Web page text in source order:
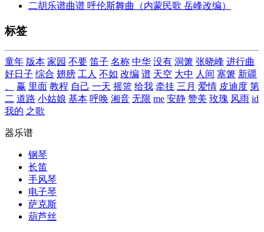
二胡乐谱曲谱 呼伦斯舞曲（内蒙民歌 岳峰改编）
标签
童年 版本 家园 不要 笛子 名称 中华 没有 洞箫 张晓峰 进行曲
好日子 综合 翅膀 工人 不如 改编 谱 天空 大中 人间 塞箫 新疆
赢 里面 教程 自己 一天 摇篮 给我 牵挂 三月 爱情 皮迪度 第
二 道路 小姑娘 基本 呼唤 湘音 无限 me 安静 赞美 玫瑰 风雨 id
我的 之歌
器乐谱
钢琴
长笛
手风琴
电子琴
萨克斯
葫芦丝